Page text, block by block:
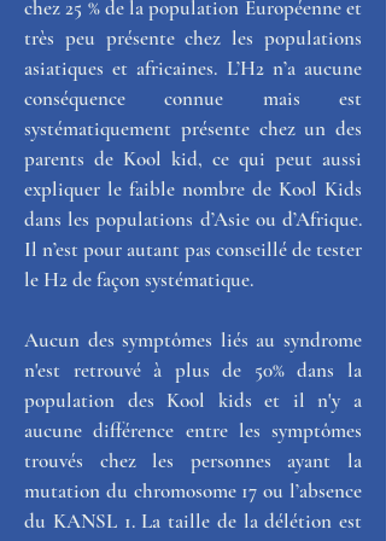
chez 25 % de la population Européenne et
très peu présente chez les populations
asiatiques et africaines. L’H2 n’a aucune
conséquence connue mais est
systématiquement présente chez un des
parents de Kool kid, ce qui peut aussi
expliquer le faible nombre de Kool Kids
dans les populations d’Asie ou d’Afrique.
Il n’est pour autant pas conseillé de tester
le H2 de façon systématique.
Aucun des symptômes liés au syndrome
n'est retrouvé à plus de 50% dans la
population des Kool kids et il n'y a
aucune différence entre les symptômes
trouvés chez les personnes ayant la
mutation du chromosome 17 ou l’absence
du KANSL 1. La taille de la délétion est